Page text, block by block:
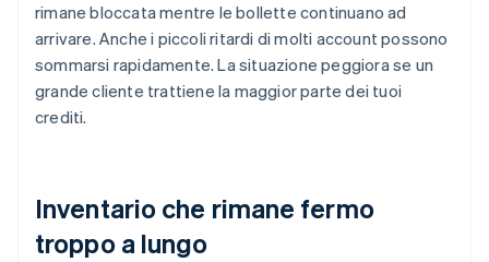
rimane bloccata mentre le bollette continuano ad
arrivare. Anche i piccoli ritardi di molti account possono
sommarsi rapidamente. La situazione peggiora se un
grande cliente trattiene la maggior parte dei tuoi
crediti.
Inventario che rimane fermo
troppo a lungo